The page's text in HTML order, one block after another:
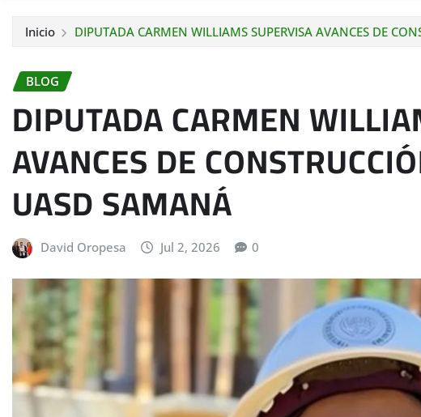
Inicio DIPUTADA CARMEN WILLIAMS SUPERVISA AVANCES DE
BLOG
DIPUTADA CARMEN
AVANCES DE
UASD SAMANÁ
David Oropesa Jul 2, 2026 0